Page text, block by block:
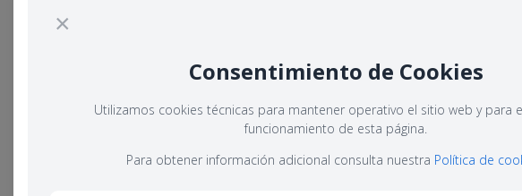
×
Consentimiento de Cookies
Utilizamos cookies técnicas para mantener operativo el sitio web y para
funcionamiento de esta página.
Para obtener información adicional consulta nuestra Política de